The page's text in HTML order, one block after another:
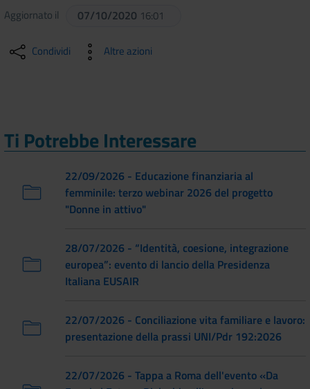
Aggiornato il 07/10/2020 16:01
Condividi Altre azioni
Ti Potrebbe Interessare
22/09/2026 - Educazione finanziaria al
femminile: terzo webinar 2026 del progetto
"Donne in attivo"
28/07/2026 - “Identità, coesione, integrazione
europea”: evento di lancio della Presidenza
Italiana EUSAIR
22/07/2026 - Conciliazione vita familiare e lavoro:
presentazione della prassi UNI/Pdr 192:2026
22/07/2026 - Tappa a Roma dell'evento «Da